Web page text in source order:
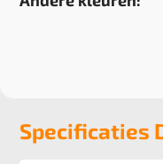
Specificaties